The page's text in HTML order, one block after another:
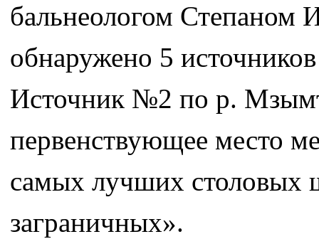
бальнеологом Степаном
обнаружено 5
Источник №2 по р.
первенствующее место
самых лучших столовых
заграничных».